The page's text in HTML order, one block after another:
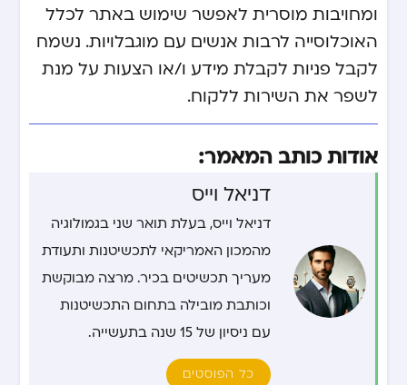
ומחויבות מוסרית לאפשר שימוש באתר לכלל
האוכלוסייה לרבות אנשים עם מוגבלויות. נשמח
לקבל פניות לקבלת מידע ו/או הצעות על מנת
לשפר את השירות ללקוח.
אודות כותב המאמר:
דניאל וייס
דניאל וייס, בעלת תואר שני בגמולוגיה
מהמכון האמריקאי לתכשיטנות ותעודת
מעריך תכשיטים בכיר. מרצה מבוקשת
וכותבת מובילה בתחום התכשיטנות
עם ניסיון של 15 שנה בתעשייה.
כל הפוסטים